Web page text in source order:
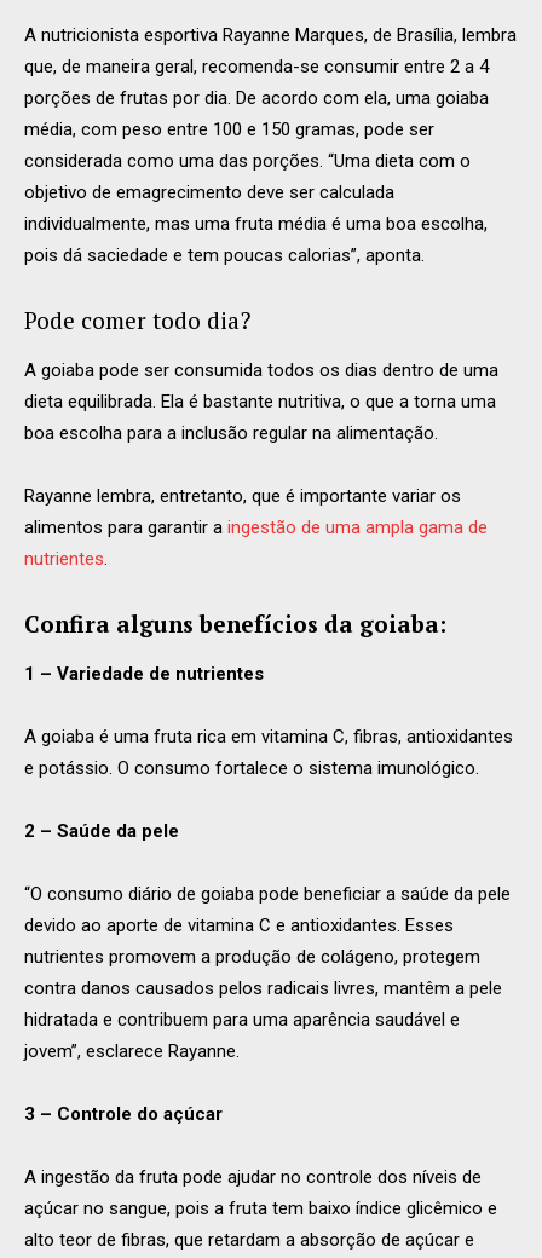
A nutricionista esportiva Rayanne Marques, de Brasília, lembra
que, de maneira geral, recomenda-se consumir entre 2 a 4
porções de frutas por dia. De acordo com ela, uma goiaba
média, com peso entre 100 e 150 gramas, pode ser
considerada como uma das porções. “Uma dieta com o
objetivo de emagrecimento deve ser calculada
individualmente, mas uma fruta média é uma boa escolha,
pois dá saciedade e tem poucas calorias”, aponta.
Pode comer todo dia?
A goiaba pode ser consumida todos os dias dentro de uma
dieta equilibrada. Ela é bastante nutritiva, o que a torna uma
boa escolha para a inclusão regular na alimentação.
Rayanne lembra, entretanto, que é importante variar os
alimentos para garantir a ingestão de uma ampla gama de
nutrientes.
Confira alguns benefícios da goiaba:
1 – Variedade de nutrientes
A goiaba é uma fruta rica em vitamina C, fibras, antioxidantes
e potássio. O consumo fortalece o sistema imunológico.
2 – Saúde da pele
“O consumo diário de goiaba pode beneficiar a saúde da pele
devido ao aporte de vitamina C e antioxidantes. Esses
nutrientes promovem a produção de colágeno, protegem
contra danos causados pelos radicais livres, mantêm a pele
hidratada e contribuem para uma aparência saudável e
jovem”, esclarece Rayanne.
3 – Controle do açúcar
A ingestão da fruta pode ajudar no controle dos níveis de
açúcar no sangue, pois a fruta tem baixo índice glicêmico e
alto teor de fibras, que retardam a absorção de açúcar e